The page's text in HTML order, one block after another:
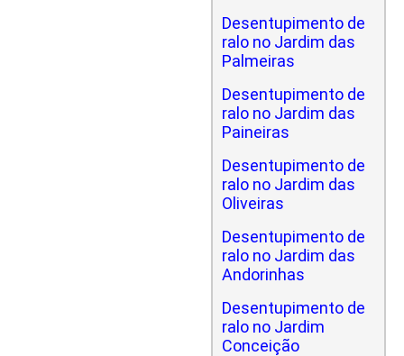
Desentupimento de
ralo no Jardim das
Palmeiras
Desentupimento de
ralo no Jardim das
Paineiras
Desentupimento de
ralo no Jardim das
Oliveiras
Desentupimento de
ralo no Jardim das
Andorinhas
Desentupimento de
ralo no Jardim
Conceição